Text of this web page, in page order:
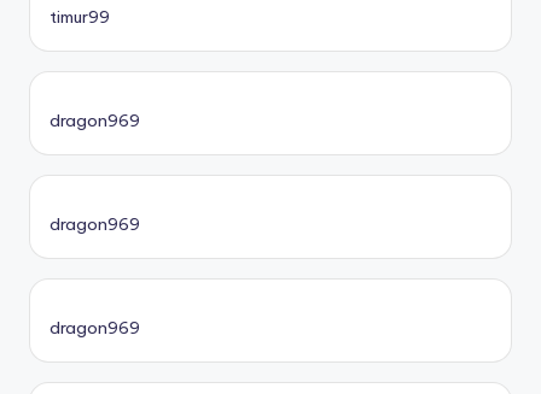
timur99
dragon969
dragon969
dragon969